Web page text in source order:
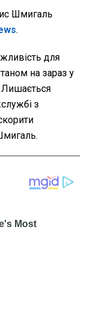
Шмигаль
.
для
на зараз у
Лишається
з